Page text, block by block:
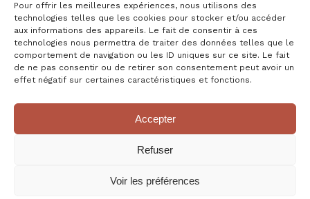
Pour offrir les meilleures expériences, nous utilisons des
technologies telles que les cookies pour stocker et/ou accéder
aux informations des appareils. Le fait de consentir à ces
technologies nous permettra de traiter des données telles que le
comportement de navigation ou les ID uniques sur ce site. Le fait
de ne pas consentir ou de retirer son consentement peut avoir un
effet négatif sur certaines caractéristiques et fonctions.
Accepter
Refuser
Voir les préférences
AVIS CLIENTS
Au Coin des Délices
4.5
Basé sur 75 avis
powered byGoogle